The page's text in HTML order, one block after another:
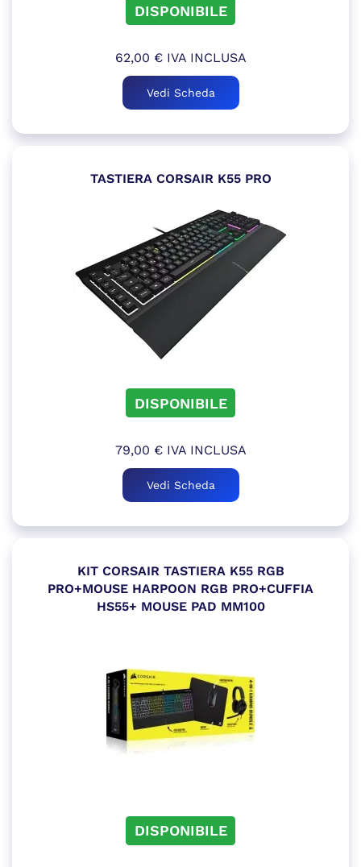
DISPONIBILE
62,00 €IVA INCLUSA
Vedi Scheda
TASTIERA CORSAIR K55 PRO
DISPONIBILE
79,00 €IVA INCLUSA
Vedi Scheda
KIT CORSAIR TASTIERA K55 RGB
PRO+MOUSE HARPOON RGB PRO+CUFFIA
HS55+ MOUSE PAD MM100
DISPONIBILE